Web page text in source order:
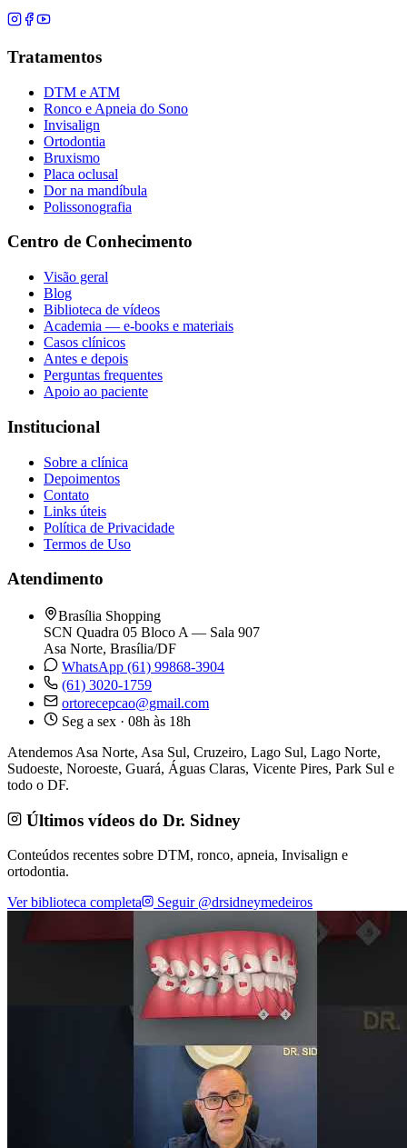
Tratamentos
DTM e ATM
Ronco e Apneia do Sono
Invisalign
Ortodontia
Bruxismo
Placa oclusal
Dor na mandíbula
Polissonografia
Centro de Conhecimento
Visão geral
Blog
Biblioteca de vídeos
Academia — e-books e materiais
Casos clínicos
Antes e depois
Perguntas frequentes
Apoio ao paciente
Institucional
Sobre a clínica
Depoimentos
Contato
Links úteis
Política de Privacidade
Termos de Uso
Atendimento
Brasília Shopping
SCN Quadra 05 Bloco A — Sala 907
Asa Norte, Brasília/DF
WhatsApp (61) 99868-3904
(61) 3020-1759
ortorecepcao@gmail.com
Seg a sex · 08h às 18h
Atendemos Asa Norte, Asa Sul, Cruzeiro, Lago Sul, Lago Norte,
Sudoeste, Noroeste, Guará, Águas Claras, Vicente Pires, Park Sul e
todo o DF.
Últimos vídeos do Dr. Sidney
Conteúdos recentes sobre DTM, ronco, apneia, Invisalign e
ortodontia.
Ver biblioteca completa
Seguir @drsidneymedeiros